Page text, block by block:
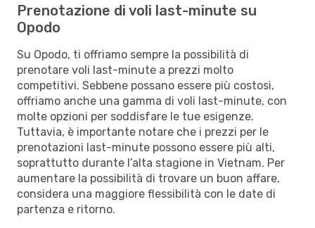
Prenotazione di voli last-minute su
Opodo
Su Opodo, ti offriamo sempre la possibilità di
prenotare voli last-minute a prezzi molto
competitivi. Sebbene possano essere più costosi,
offriamo anche una gamma di voli last-minute, con
molte opzioni per soddisfare le tue esigenze.
Tuttavia, è importante notare che i prezzi per le
prenotazioni last-minute possono essere più alti,
soprattutto durante l’alta stagione in Vietnam. Per
aumentare la possibilità di trovare un buon affare,
considera una maggiore flessibilità con le date di
partenza e ritorno.